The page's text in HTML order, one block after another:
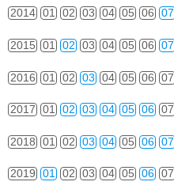
2014 01 02 03 04 05 06 07
2015 01 02 03 04 05 06 07
2016 01 02 03 04 05 06 07
2017 01 02 03 04 05 06 07
2018 01 02 03 04 05 06 07
2019 01 02 03 04 05 06 07